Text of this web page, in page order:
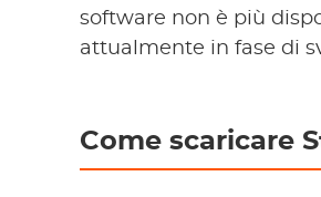
software non è più
attualmente in fase di
Come scaricare